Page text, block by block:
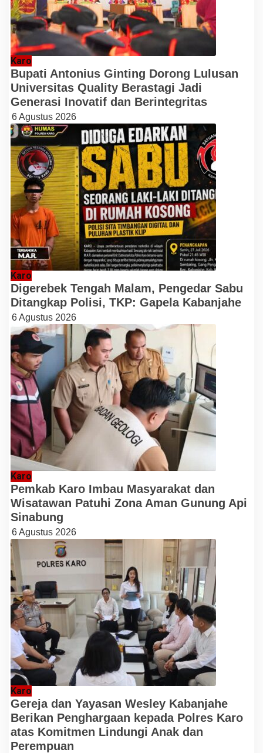
Karo
Bupati Antonius Ginting Dorong Lulusan
Universitas Quality Berastagi Jadi
Generasi Inovatif dan Berintegritas
6 Agustus 2026
Karo
Digerebek Tengah Malam, Pengedar Sabu
Ditangkap Polisi, TKP: Gapela Kabanjahe
6 Agustus 2026
Karo
Pemkab Karo Imbau Masyarakat dan
Wisatawan Patuhi Zona Aman Gunung Api
Sinabung
6 Agustus 2026
Karo
Gereja dan Yayasan Wesley Kabanjahe
Berikan Penghargaan kepada Polres Karo
atas Komitmen Lindungi Anak dan
Perempuan